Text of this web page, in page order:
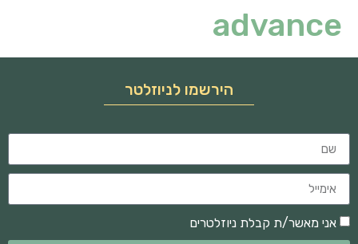
advance
הירשמו לניוזלטר
אני מאשר/ת קבלת ניוזלטרים